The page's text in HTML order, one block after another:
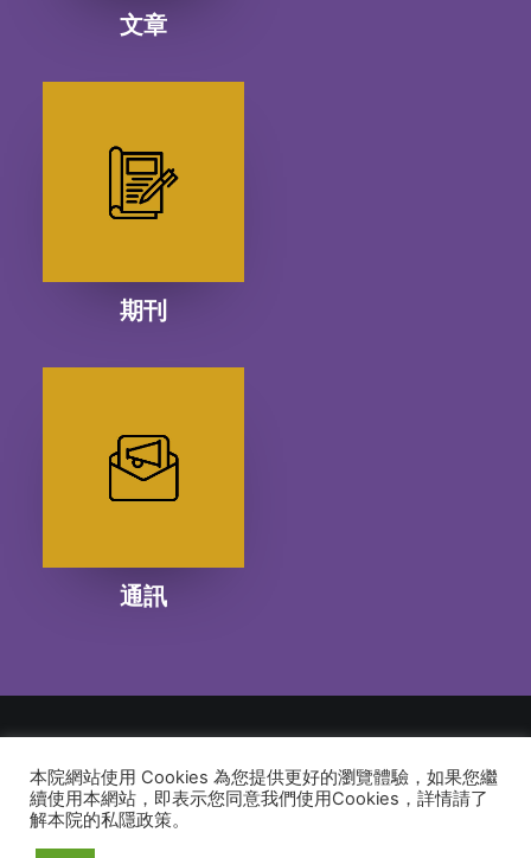
文章
期刊
通訊
© 2026 建道神學院Alliance Bible Seminary. All rights reserved
本院網站使用 Cookies 為您提供更好的瀏覽體驗，如果您繼
續使用本網站，即表示您同意我們使用Cookies，詳情請了
解本院的私隱政策。